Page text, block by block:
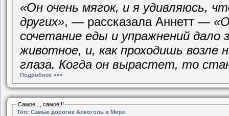
«Он очень мягок, и я удивляюсь,
других», — рассказала Аннетт —
сочетание еды и упражнений
животное, и, как проходишь возле
глаза. Когда он вырастет, то
Подробнее »»»
Самое..., самое!!!
Топ: Самые дорогие Алкоголь в Мире